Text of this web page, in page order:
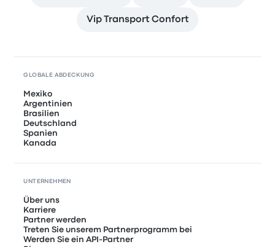
Vip Transport Confort
GLOBALE ABDECKUNG
Mexiko
Argentinien
Brasilien
Deutschland
Spanien
Kanada
UNTERNEHMEN
Über uns
Karriere
Partner werden
Treten Sie unserem Partnerprogramm bei
Werden Sie ein API-Partner